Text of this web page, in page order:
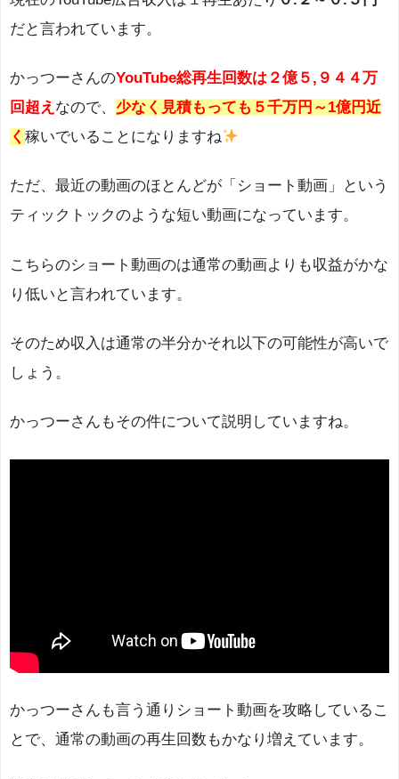
だと言われています。
かっつーさんのYouTube総再生回数は２億５,９４４万
回超え なので、 少なく見積もっても５千万円～1億円近
く 稼いでいることになりますね
ただ、最近の動画のほとんどが「ショート動画」という
ティックトックのような短い動画になっています。
こちらのショート動画のは通常の動画よりも収益がかな
り低いと言われています。
そのため収入は通常の半分かそれ以下の可能性が高いで
しょう。
かっつーさんもその件について説明していますね。
かっつーさんも言う通りショート動画を攻略しているこ
とで、通常の動画の再生回数もかなり増えています。